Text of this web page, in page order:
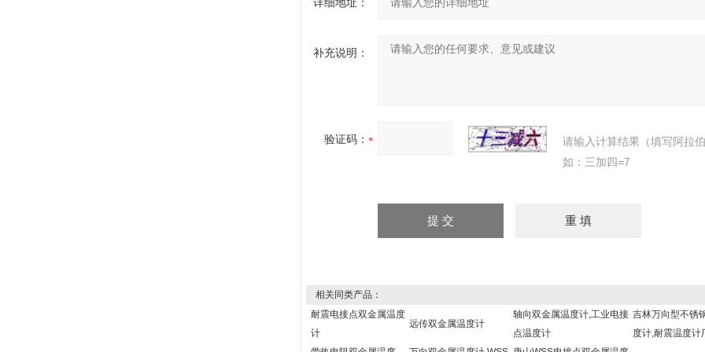
补充说明：
验证码：
请输入计算结果（填写阿拉伯
如：三加四=7
相关同类产品：
耐震电接点双金属温度
计
远传双金属温度计
轴向双金属温度计,工业电接
点温度计
吉林万向型不锈
度计,耐震温度计